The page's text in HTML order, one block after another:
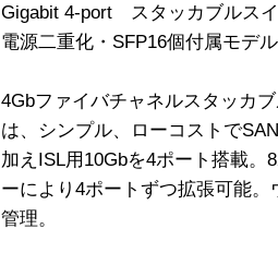
Gigabit 4-port スタッカブル
電源二重化・SFP16個付属モデル
4Gbファイバチャネルスタッカ
は、シンプル、ローコストで
加えISL用10Gbを4ポート搭載
ーにより4ポートずつ拡張可能
管理。